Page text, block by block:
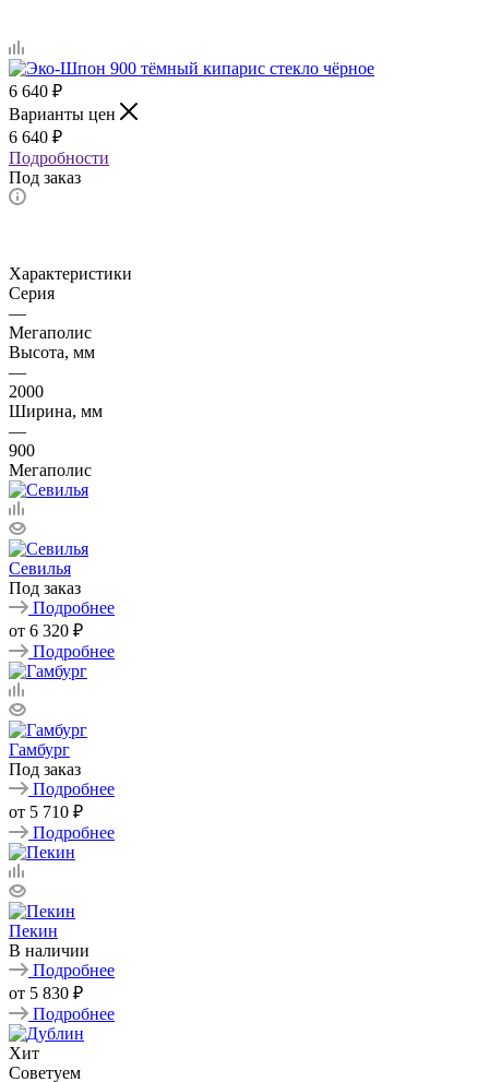
6 640 ₽
Варианты цен
6 640 ₽
Подробности
Под заказ
Характеристики
Серия
—
Мегаполис
Высота, мм
—
2000
Ширина, мм
—
900
Мегаполис
Севилья
Под заказ
Подробнее
от 6 320 ₽
Подробнее
Гамбург
Под заказ
Подробнее
от 5 710 ₽
Подробнее
Пекин
В наличии
Подробнее
от 5 830 ₽
Подробнее
Хит
Советуем